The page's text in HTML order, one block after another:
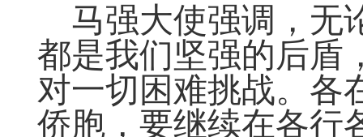
马强大使强调，无
都是我们坚强的后盾
对一切困难挑战。各
侨胞，要继续在各行